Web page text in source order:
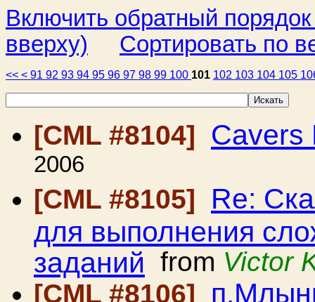
Включить обратный
вверху)
Сортировать по
<< < 91 92 93 94 95 96 97 98 99 100 101 102 103 104 105
[CML #8104] Cavers
2006
[CML #8105]
Re:
для выполнения
заданий from Victor
[CML #8106]